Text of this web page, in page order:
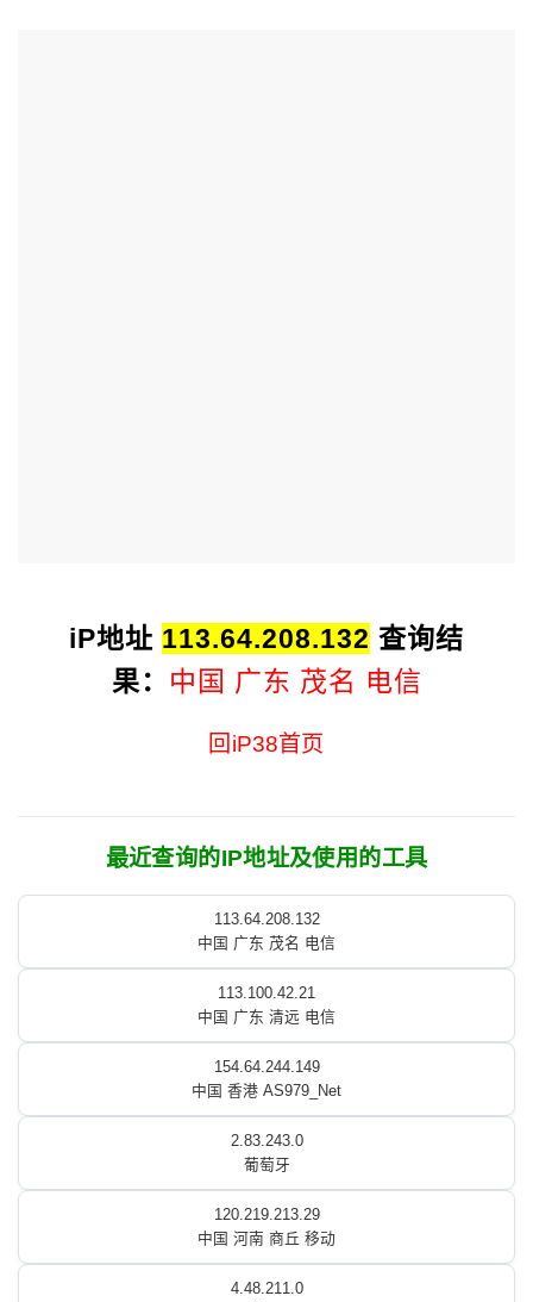
iP地址 113.64.208.132 查询结
果： 中国 广东 茂名 电信
回iP38首页
最近查询的IP地址及使用的工具
113.64.208.132
中国 广东 茂名 电信
113.100.42.21
中国 广东 清远 电信
154.64.244.149
中国 香港 AS979_Net
2.83.243.0
葡萄牙
120.219.213.29
中国 河南 商丘 移动
4.48.211.0